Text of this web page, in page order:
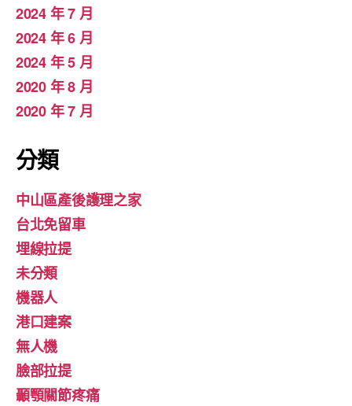
2024 年 7 月
2024 年 6 月
2024 年 5 月
2020 年 8 月
2020 年 7 月
分類
中山區產後護理之家
台北免留車
埋線拉提
未分類
機器人
港口建案
無人機
臉部拉提
顳顎關節疼痛